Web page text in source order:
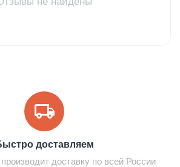
доставляем
доставку по всей России